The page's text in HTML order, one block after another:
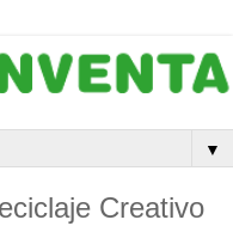
▼
Creativo